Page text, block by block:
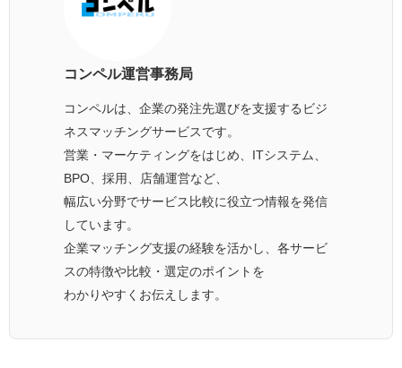
コンペル運営事務局
コンペルは、企業の発注先選びを支援するビジ
ネスマッチングサービスです。
営業・マーケティングをはじめ、ITシステム、
BPO、採用、店舗運営など、
幅広い分野でサービス比較に役立つ情報を発信
しています。
企業マッチング支援の経験を活かし、各サービ
スの特徴や比較・選定のポイントを
わかりやすくお伝えします。